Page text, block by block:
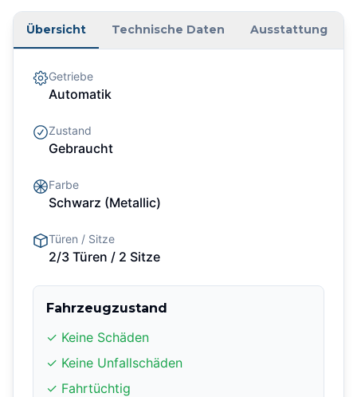
Übersicht Technische Daten Ausstattung
Getriebe
Automatik
Zustand
Gebraucht
Farbe
Schwarz (Metallic)
Türen / Sitze
2/3 Türen / 2 Sitze
Fahrzeugzustand
✓ Keine Schäden
✓ Keine Unfallschäden
✓ Fahrtüchtig